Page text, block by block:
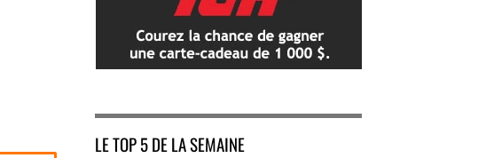
LE TOP 5 DE LA SEMAINE